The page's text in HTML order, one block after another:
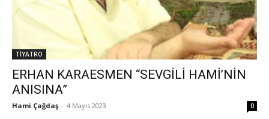
TİYATRO
ERHAN KARAESMEN “SEVGİLİ HAMİ’NİN
ANISINA”
Hami Çağdaş - 4 Mayıs 2023 0